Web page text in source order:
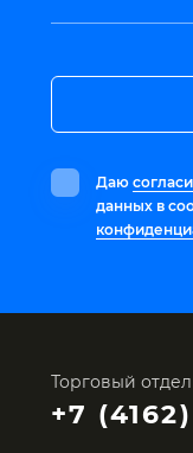
Даю
данных в
Торговый отдел
+7